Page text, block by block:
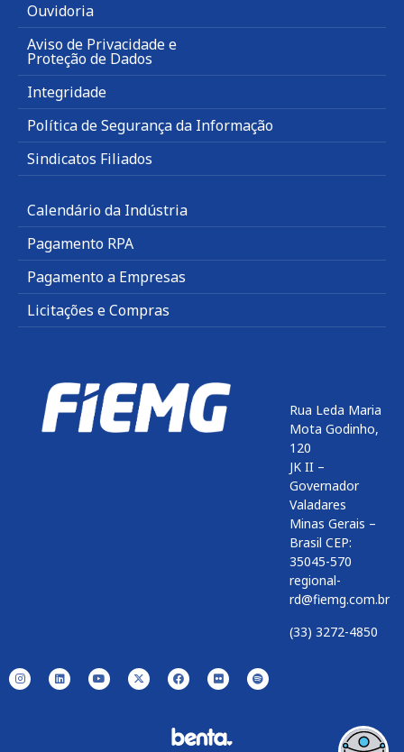
Ouvidoria
Aviso de Privacidade e
Proteção de Dados
Integridade
Política de Segurança da Informação
Sindicatos Filiados
Calendário da Indústria
Pagamento RPA
Pagamento a Empresas
Licitações e Compras
Rua Leda Maria
Mota Godinho,
120
JK II –
Governador
Valadares
Minas Gerais –
Brasil CEP:
35045-570
regional-
rd@fiemg.com.br
(33) 3272-4850